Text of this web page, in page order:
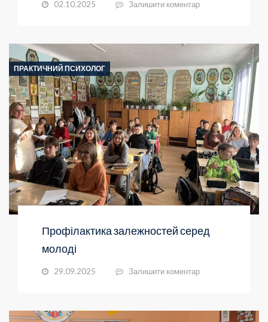
02.10.2025 Залишити коментар
ПРАКТИЧНИЙ ПСИХОЛОГ
Профілактика залежностей серед
молоді
29.09.2025 Залишити коментар